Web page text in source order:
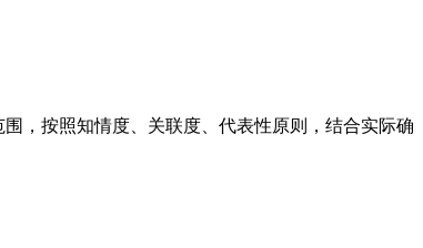
，按照知情度、关联度、代表性原则，结合实际确